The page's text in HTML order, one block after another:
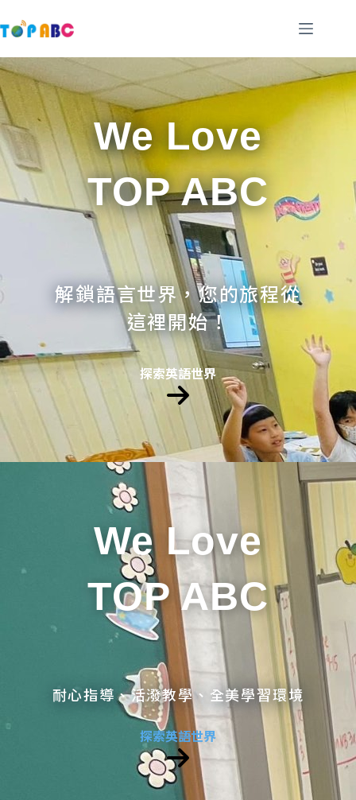
至
要
內
容
We Love
TOP ABC
解鎖語言世界，您的旅程從
這裡開始！
探索英語世界
We Love
TOP ABC
耐心指導、活潑教學、全美學習環境
探索英語世界